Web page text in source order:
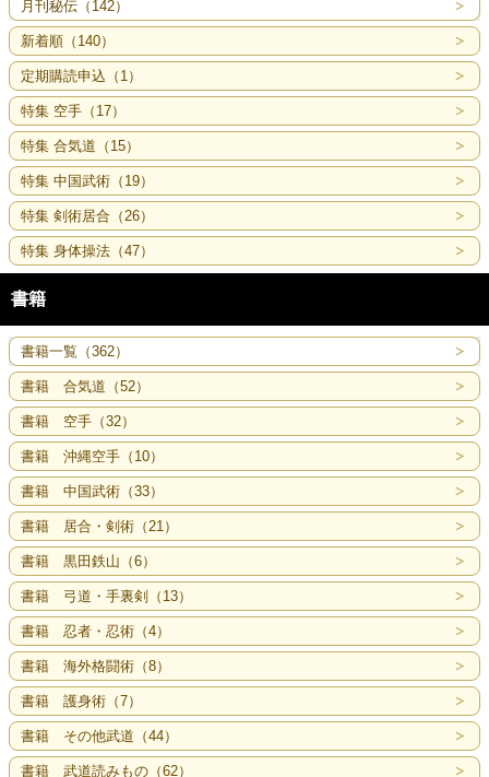
月刊秘伝（142）
新着順（140）
定期購読申込（1）
特集 空手（17）
特集 合気道（15）
特集 中国武術（19）
特集 剣術居合（26）
特集 身体操法（47）
書籍
書籍一覧（362）
書籍 合気道（52）
書籍 空手（32）
書籍 沖縄空手（10）
書籍 中国武術（33）
書籍 居合・剣術（21）
書籍 黒田鉄山（6）
書籍 弓道・手裏剣（13）
書籍 忍者・忍術（4）
書籍 海外格闘術（8）
書籍 護身術（7）
書籍 その他武道（44）
書籍 武道読みもの（62）